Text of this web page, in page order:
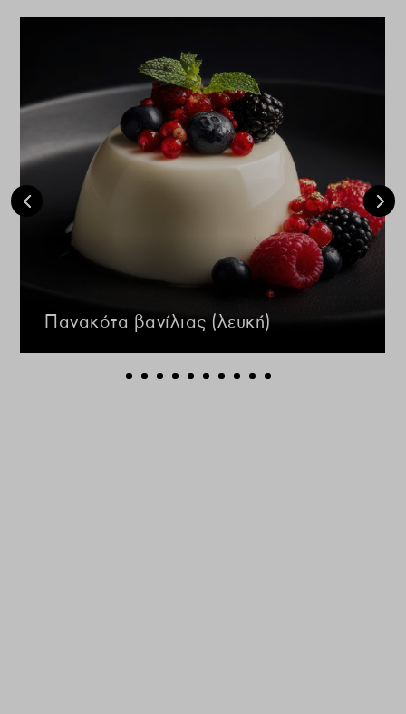
Πανακότα βανίλιας (λευκή)